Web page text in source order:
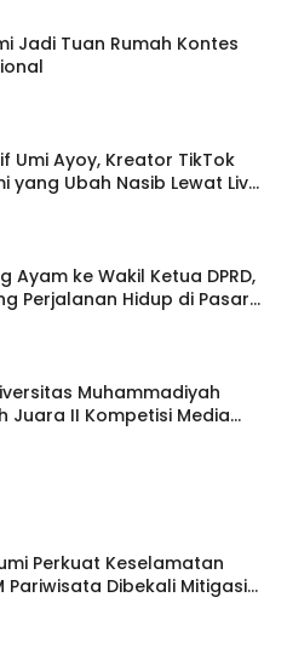
Jadi Tuan Rumah Kontes
Umi Ayoy, Kreator TikTok
yang Ubah Nasib Lewat Live
Ayam ke Wakil Ketua DPRD,
Perjalanan Hidup di Pasar
Muhammadiyah
Juara II Kompetisi Media
Tingkat Internasional
Perkuat Keselamatan
Pariwisata Dibekali Mitigasi